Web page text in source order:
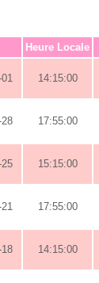
Heure Locale
14:15:00
17:55:00
15:15:00
17:55:00
14:15:00